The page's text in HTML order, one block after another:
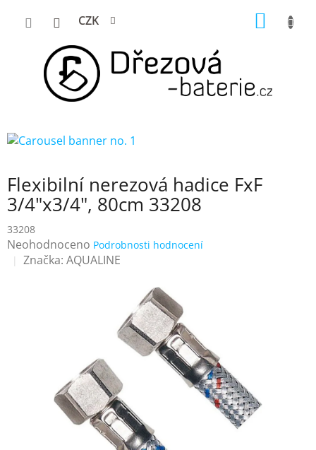
CZK
Flexibilní nerezová hadice FxF
3/4"x3/4", 80cm 33208
33208
Průměrné
hodnocení
Neohodnoceno Podrobnosti hodnocení
Značka: AQUALINE